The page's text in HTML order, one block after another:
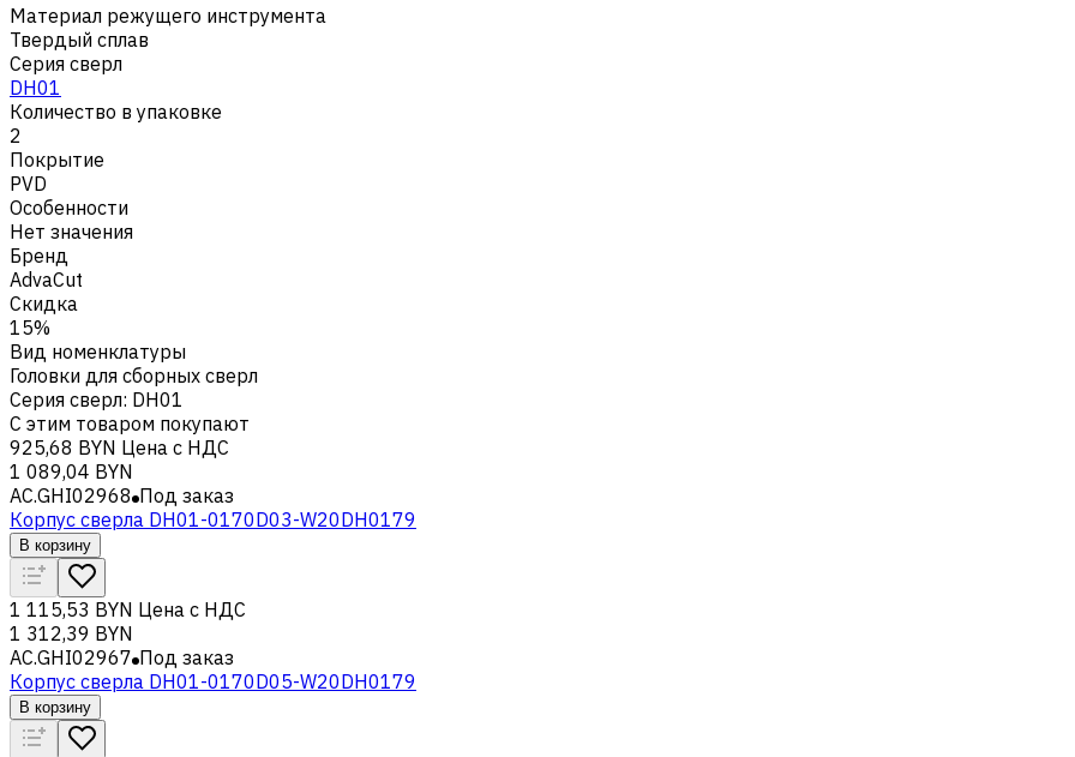
Материал режущего инструмента
Твердый сплав
Серия сверл
DH01
Количество в упаковке
2
Покрытие
PVD
Особенности
Нет значения
Бренд
AdvaCut
Скидка
15%
Вид номенклатуры
Головки для сборных сверл
Серия сверл: DH01
С этим товаром покупают
925,68 BYN Цена с НДС
1 089,04 BYN
AC.GHI02968 Под заказ
Корпус сверла DH01-0170D03-W20DH0179
В корзину
1 115,53 BYN Цена с НДС
1 312,39 BYN
AC.GHI02967 Под заказ
Корпус сверла DH01-0170D05-W20DH0179
В корзину